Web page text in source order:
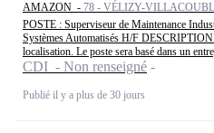
AMAZON - 78 - VÉLIZY-
POSTE : Superviseur de Maintenance
Systèmes Automatisés H/F
localisation. Le poste sera basé dans un
CDI - Non renseigné
Publié il y a plus de 30 jours